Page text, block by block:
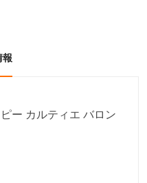
報
ー カルティエ バロン